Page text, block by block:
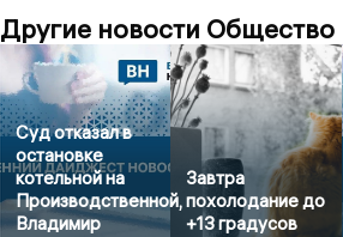
Другие новости Общество
Суд отказал в
остановке
котельной на
Производственной,
Владимир
Завтра
похолодание до
+13 градусов